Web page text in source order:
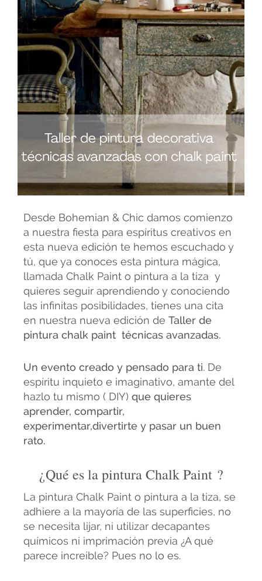
Desde Bohemian & Chic damos comienzo
a nuestra fiesta para espíritus creativos en
esta nueva edición te hemos escuchado y
tú, que ya conoces esta pintura mágica,
llamada Chalk Paint o pintura a la tiza y
quieres seguir aprendiendo y conociendo
las infinitas posibilidades, tienes una cita
en nuestra nueva edición de Taller de
pintura chalk paint técnicas avanzadas.
Un evento creado y pensado para ti. De
espíritu inquieto e imaginativo, amante del
hazlo tu mismo ( DIY) que quieres
aprender, compartir,
experimentar,divertirte y pasar un buen
rato.
¿Qué es la pintura Chalk Paint ?
La pintura Chalk Paint o pintura a la tiza, se
adhiere a la mayoría de las superficies, no
se necesita lijar, ni utilizar decapantes
químicos ni imprimación previa ¿A qué
parece increíble? Pues no lo es.